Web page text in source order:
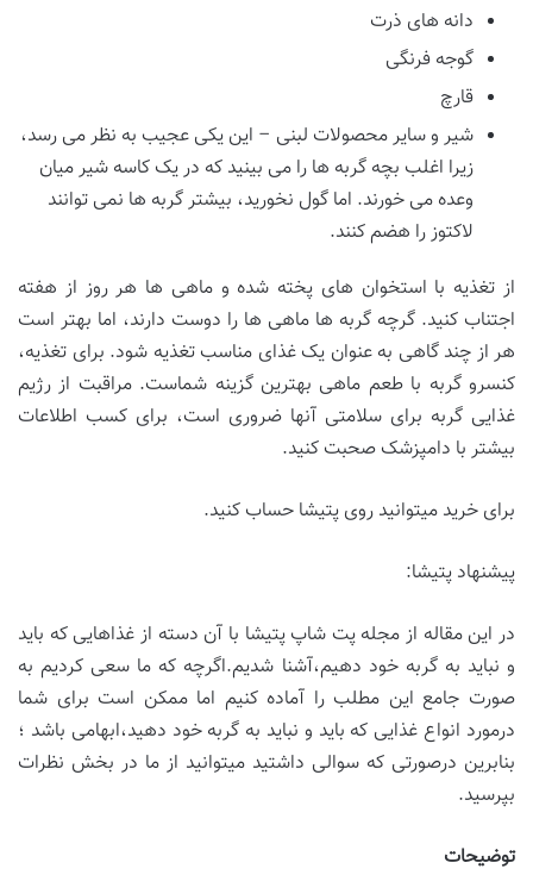
دانه های ذرت
گوجه فرنگی
قارچ
شیر و سایر محصولات لبنی – این یکی عجیب به نظر می رسد،
زیرا اغلب بچه گربه ها را می بینید که در یک کاسه شیر میان
وعده می خورند. اما گول نخورید، بیشتر گربه ها نمی توانند
لاکتوز را هضم کنند.
از تغذیه با استخوان های پخته شده و ماهی ها هر روز از هفته
اجتناب کنید. گرچه گربه ها ماهی ها را دوست دارند، اما بهتر است
هر از چند گاهی به عنوان یک غذای مناسب تغذیه شود. برای تغذیه،
کنسرو گربه با طعم ماهی بهترین گزینه شماست. مراقبت از رژیم
غذایی گربه برای سلامتی آنها ضروری است، برای کسب اطلاعات
بیشتر با دامپزشک صحبت کنید.
برای خرید میتوانید روی پتیشا حساب کنید.
پیشنهاد پتیشا:
در این مقاله از مجله پت شاپ پتیشا با آن دسته از غذاهایی که باید
و نباید به گربه خود دهیم،آشنا شدیم.اگرچه که ما سعی کردیم به
صورت جامع این مطلب را آماده کنیم اما ممکن است برای شما
درمورد انواع غذایی که باید و نباید به گربه خود دهید،ابهامی باشد ؛
بنابرین درصورتی که سوالی داشتید میتوانید از ما در بخش نظرات
بپرسید.
توضیحات